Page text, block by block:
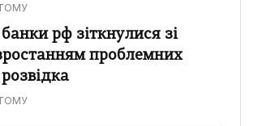
рф зіткнулися зі
проблемних